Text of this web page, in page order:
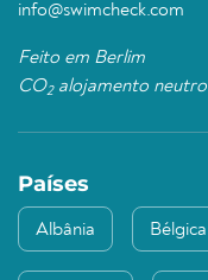
info@swimcheck.com
Feito em Berlim
CO2alojamento neutro
Países
Albânia Bélgica